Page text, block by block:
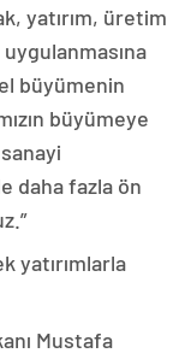
yatırım, üretim
büyümenin
büyümeye
daha fazla ön
yatırımlarla
Mustafa